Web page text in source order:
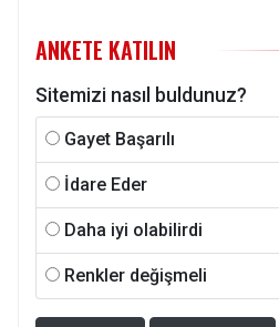
ANKETE KATILIN
Sitemizi nasıl buldunuz?
Gayet Başarılı
İdare Eder
Daha iyi olabilirdi
Renkler değişmeli